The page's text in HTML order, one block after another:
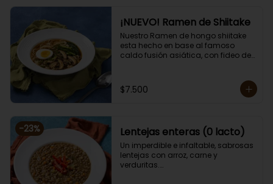
¡NUEVO! Ramen de Shiitake
Nuestro Ramen de hongo shiitake
esta hecho en base al famoso
caldo fusión asiática, con fideo de
choclo y sésamo.
Porción de 750 grs.
$7.500
-23% Lentejas enteras (0 lacto)
Un imperdible e infaltable, sabrosas
lentejas con arroz, carne y
verduritas.